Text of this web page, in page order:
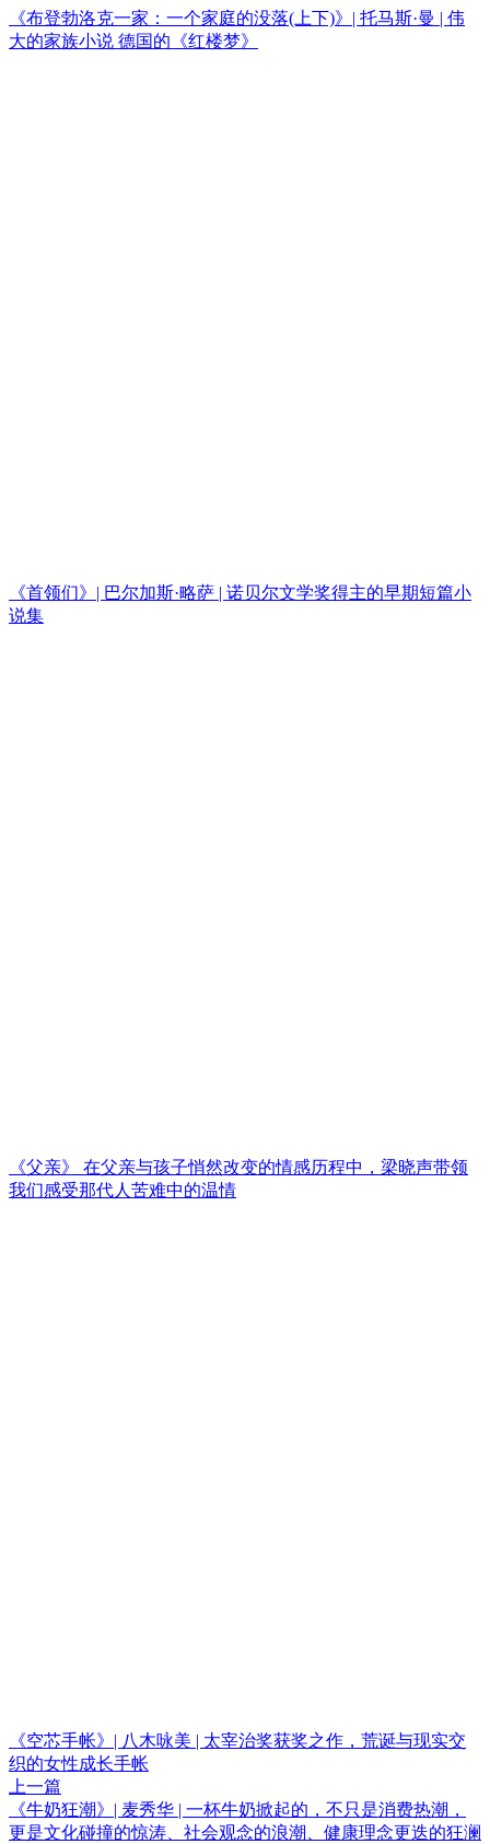
《布登勃洛克一家：一个家庭的没落(上下)》| 托马斯·曼 | 伟
大的家族小说 德国的《红楼梦》
《首领们》| 巴尔加斯·略萨 | 诺贝尔文学奖得主的早期短篇小
说集
《父亲》 在父亲与孩子悄然改变的情感历程中，梁晓声带领
我们感受那代人苦难中的温情
《空芯手帐》| 八木咏美 | 太宰治奖获奖之作，荒诞与现实交
织的女性成长手帐
上一篇
《牛奶狂潮》| 麦秀华 | 一杯牛奶掀起的，不只是消费热潮，
更是文化碰撞的惊涛、社会观念的浪潮、健康理念更迭的狂澜